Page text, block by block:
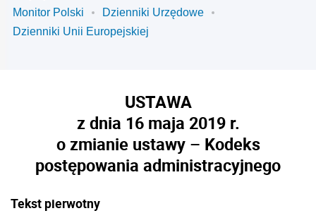
Monitor Polski
Dzienniki Urzędowe
Dzienniki Unii Europejskiej
USTAWA
z dnia 16 maja 2019 r.
o zmianie ustawy – Kodeks
postępowania administracyjnego
Tekst pierwotny